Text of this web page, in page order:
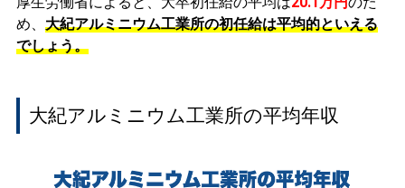
め、 大紀アルミニウム工業所の初任給は平均的といえる
でしょう。
大紀アルミニウム工業所の平均年収